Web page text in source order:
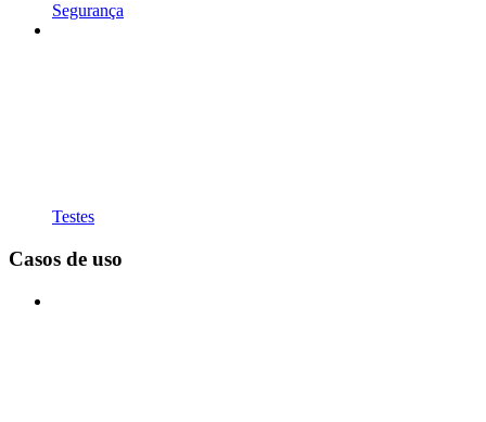
Segurança
Testes
Casos de uso